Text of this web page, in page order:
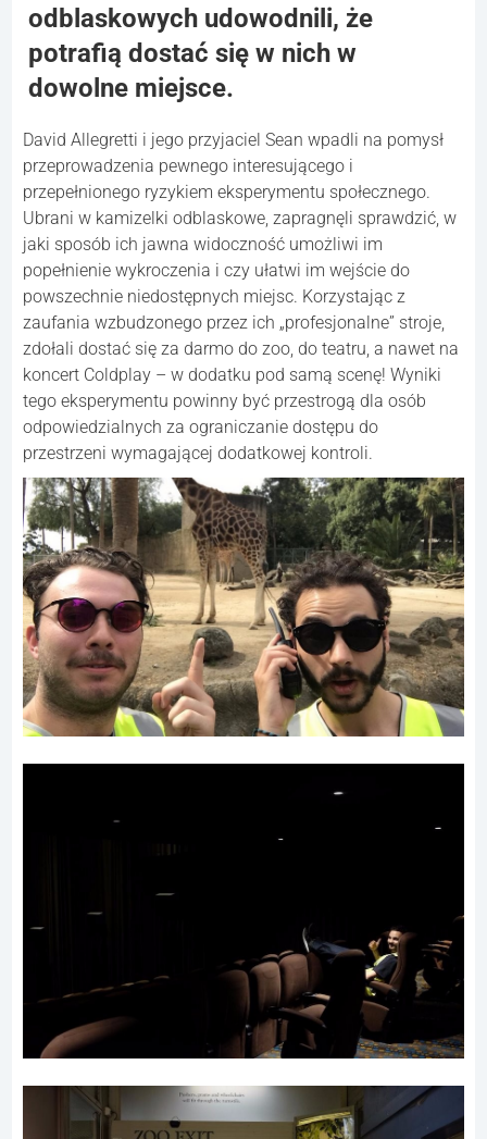
odblaskowych udowodnili, że
potrafią dostać się w nich w
dowolne miejsce.
David Allegretti i jego przyjaciel Sean wpadli na pomysł
przeprowadzenia pewnego interesującego i
przepełnionego ryzykiem eksperymentu społecznego.
Ubrani w kamizelki odblaskowe, zapragnęli sprawdzić, w
jaki sposób ich jawna widoczność umożliwi im
popełnienie wykroczenia i czy ułatwi im wejście do
powszechnie niedostępnych miejsc. Korzystając z
zaufania wzbudzonego przez ich „profesjonalne” stroje,
zdołali dostać się za darmo do zoo, do teatru, a nawet na
koncert Coldplay – w dodatku pod samą scenę! Wyniki
tego eksperymentu powinny być przestrogą dla osób
odpowiedzialnych za ograniczanie dostępu do
przestrzeni wymagającej dodatkowej kontroli.